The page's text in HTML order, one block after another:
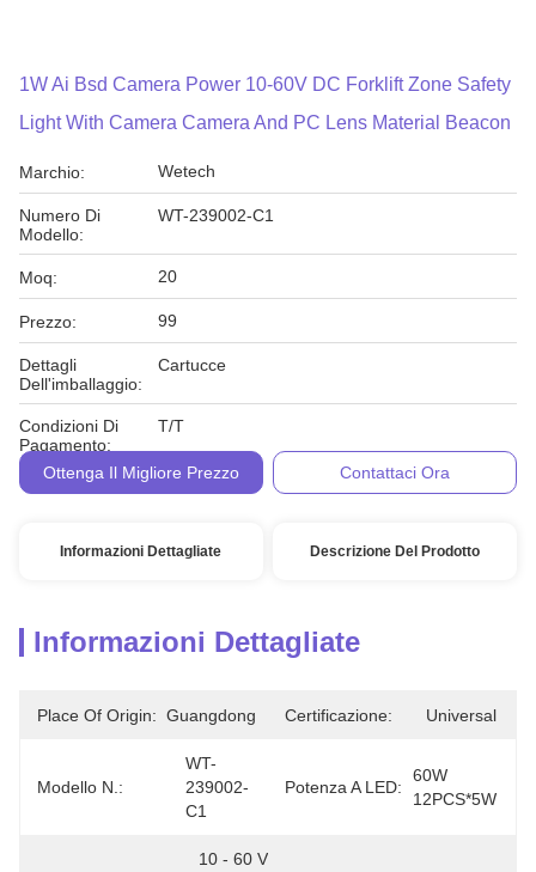
1W Ai Bsd Camera Power 10-60V DC Forklift Zone Safety
Light With Camera Camera And PC Lens Material Beacon
Marchio: Wetech
Numero Di
Modello:
WT-239002-C1
Moq: 20
Prezzo: 99
Dettagli
Dell'imballaggio:
Cartucce
Condizioni Di
Pagamento:
T/T
Ottenga Il Migliore Prezzo Contattaci Ora
Informazioni Dettagliate Descrizione Del Prodotto
Informazioni Dettagliate
Place Of Origin: Guangdong Certificazione: Universal
Modello N.:
WT-
239002-
C1
Potenza A LED:
60W
12PCS*5W
10 - 60 V